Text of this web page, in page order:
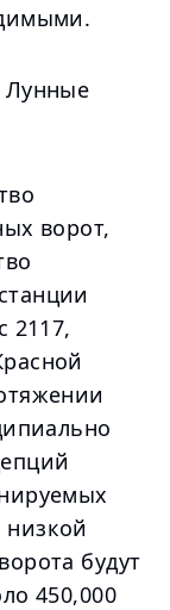
Лунные
ворот,
2117,
будут
450,000